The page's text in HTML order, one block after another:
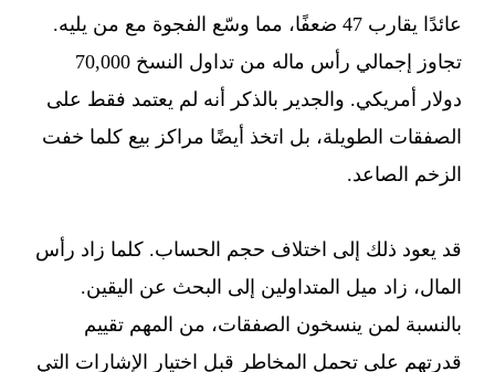
عائدًا يقارب 47 ضعفًا، مما وسّع الفجوة مع من يليه.
تجاوز إجمالي رأس ماله من تداول النسخ 70,000
دولار أمريكي. والجدير بالذكر أنه لم يعتمد فقط على
الصفقات الطويلة، بل اتخذ أيضًا مراكز بيع كلما خفت
الزخم الصاعد.
قد يعود ذلك إلى اختلاف حجم الحساب. كلما زاد رأس
المال، زاد ميل المتداولين إلى البحث عن اليقين.
بالنسبة لمن ينسخون الصفقات، من المهم تقييم
قدرتهم على تحمل المخاطر قبل اختيار الإشارات التي